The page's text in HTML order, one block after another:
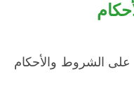
على الشروط والأحكام